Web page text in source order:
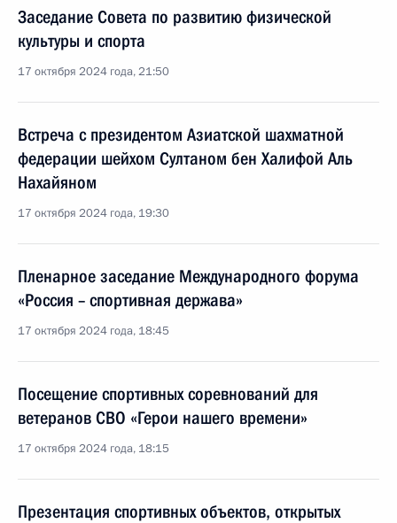
Заседание Совета по развитию физической
культуры и спорта
17 октября 2024 года, 21:50
Встреча с президентом Азиатской шахматной
федерации шейхом Султаном бен Халифой Аль
Нахайяном
17 октября 2024 года, 19:30
Пленарное заседание Международного форума
«Россия – спортивная держава»
17 октября 2024 года, 18:45
Посещение спортивных соревнований для
ветеранов СВО «Герои нашего времени»
17 октября 2024 года, 18:15
Презентация спортивных объектов, открытых